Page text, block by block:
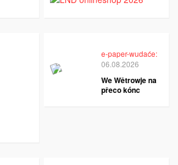
e-paper-wudaće:
06.08.2026
We Wětrowje na
přeco kónc